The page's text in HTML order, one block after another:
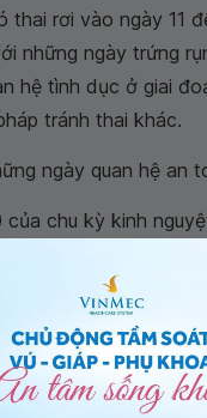
thai rơi vào ngày 11
những ngày trứng
hệ tình dục ở giai
tránh thai khác.
ngày quan hệ an
chu kỳ kinh
kỳ kinh tiếp theo sẽ
cho các cặp đôi.
rụng muộn vì những
kỳ kinh nguyệt
cho con bú hoàn toàn